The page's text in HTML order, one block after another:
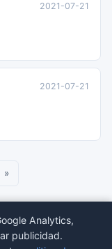
2021-07-21
2021-07-21
»
Analytics,
publicidad.